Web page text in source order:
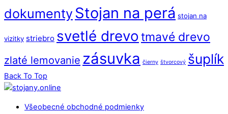
dokumenty Stojan na perá stojan na
vizitky striebro svetlé drevotmavé drevo
zlaté lemovanie zásuvka čierny štvorcový šuplík
Back To Top
Všeobecné obchodné podmienky